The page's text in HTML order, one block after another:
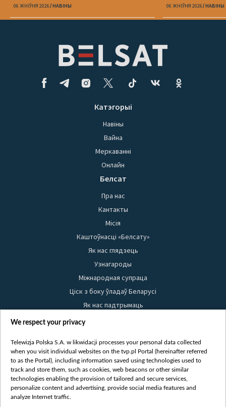
06 ЖНІЎНЯ 2026 НАВІНЫ 06 ЖНІЎНЯ 2026 НАВІНЫ
Катэгорыі
Навіны
Вайна
Меркаванні
Онлайн
Белсат
Пра нас
Кантакты
Місія
Каштоўнасці «Белсату»
Як нас глядзець
Узнагароды
Міжнародная супраца
Ціск з боку ўладаў Беларусі
Як нас падтрымаць
Правілы выкарыстання матэрыялаў
Бяспека
Youtube
Белсат news
Белсат Shorts
We respect your privacy
Telewizja Polska S.A. w likwidacji processes your personal data collected
when you visit individual websites on the tvp.pl Portal (hereinafter referred
to as the Portal), including information saved using technologies used to
track and store them, such as cookies, web beacons or other similar
technologies enabling the provision of tailored and secure services,
personalize content and advertising, provide social media features and
analyze Internet traffic.